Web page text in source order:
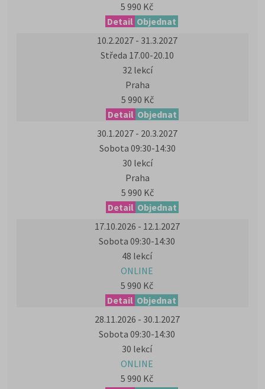
5 990 Kč
Detail Objednat
10.2.2027 - 31.3.2027
Středa 17.00-20.10
32 lekcí
Praha
5 990 Kč
Detail Objednat
30.1.2027 - 20.3.2027
Sobota 09:30-14:30
30 lekcí
Praha
5 990 Kč
Detail Objednat
17.10.2026 - 12.1.2027
Sobota 09:30-14:30
48 lekcí
ONLINE
5 990 Kč
Detail Objednat
28.11.2026 - 30.1.2027
Sobota 09:30-14:30
30 lekcí
ONLINE
5 990 Kč